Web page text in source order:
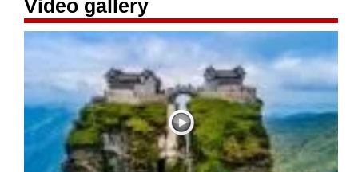
Video gallery